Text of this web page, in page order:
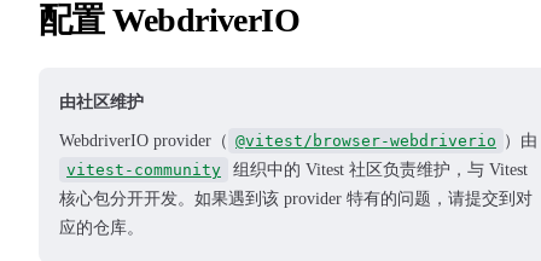
配置 WebdriverIO
由社区维护
WebdriverIO provider（ @vitest/browser-webdriverio ）由
vitest-community
组织中的 Vitest 社区负责维护，与 Vitest
核心包分开开发。如果遇到该 provider 特有的问题，请提交到对
应的仓库。